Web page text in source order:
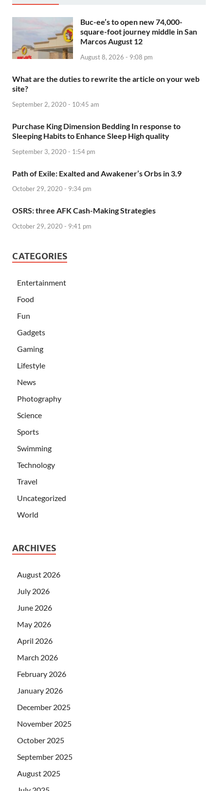
Buc-ee’s to open new 74,000-
square-foot journey middle in San
Marcos August 12
August 8, 2026 - 9:08 pm
What are the duties to rewrite the article on your web
site?
September 2, 2020 - 10:45 am
Purchase King Dimension Bedding In response to
Sleeping Habits to Enhance Sleep High quality
September 3, 2020 - 1:54 pm
Path of Exile: Exalted and Awakener’s Orbs in 3.9
October 29, 2020 - 9:34 pm
OSRS: three AFK Cash-Making Strategies
October 29, 2020 - 9:41 pm
CATEGORIES
Entertainment
Food
Fun
Gadgets
Gaming
Lifestyle
News
Photography
Science
Sports
Swimming
Technology
Travel
Uncategorized
World
ARCHIVES
August 2026
July 2026
June 2026
May 2026
April 2026
March 2026
February 2026
January 2026
December 2025
November 2025
October 2025
September 2025
August 2025